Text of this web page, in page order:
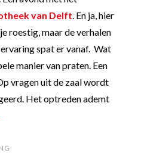
van Delft. En ja, hier
roestig, maar de verhalen
spat er vanaf. Wat
manier van praten. Een
vragen uit de zaal wordt
Het optreden ademt